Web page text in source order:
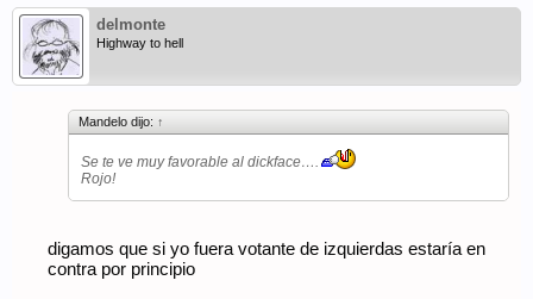
delmonte
Highway to hell
Mandelo dijo: ↑
Se te ve muy favorable al dickface….
Rojo!
digamos que si yo fuera votante de izquierdas estaría en
contra por principio